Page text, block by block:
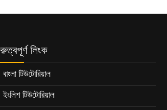
লিংক
বাংলা টিউটোরিয়াল
ইংলিশ টিউটোরিয়াল